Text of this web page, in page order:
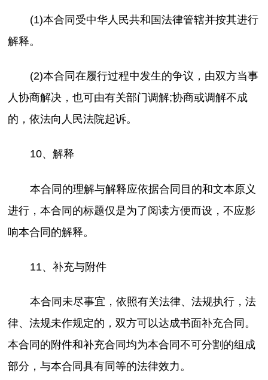
(1)本合同受中华人民共和国法律管辖并按其进行
解释。
(2)本合同在履行过程中发生的争议，由双方当事
人协商解决，也可由有关部门调解;协商或调解不成
的，依法向人民法院起诉。
10、解释
本合同的理解与解释应依据合同目的和文本原义
进行，本合同的标题仅是为了阅读方便而设，不应影
响本合同的解释。
11、补充与附件
本合同未尽事宜，依照有关法律、法规执行，法
律、法规未作规定的，双方可以达成书面补充合同。
本合同的附件和补充合同均为本合同不可分割的组成
部分，与本合同具有同等的法律效力。